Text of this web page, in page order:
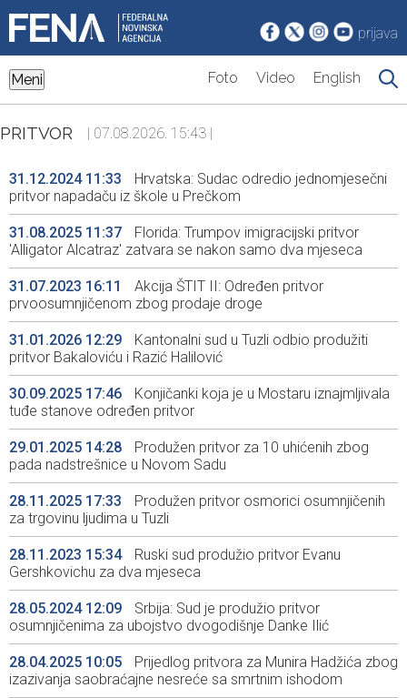
prijava
Meni Foto Video English
PRITVOR | 07.08.2026. 15:43 |
31.12.2024 11:33
Hrvatska: Sudac odredio jednomjesečni
pritvor napadaču iz škole u Prečkom
31.08.2025 11:37
Florida: Trumpov imigracijski pritvor
'Alligator Alcatraz' zatvara se nakon samo dva mjeseca
31.07.2023 16:11
Akcija ŠTIT II: Određen pritvor
prvoosumnjičenom zbog prodaje droge
31.01.2026 12:29
Kantonalni sud u Tuzli odbio produžiti
pritvor Bakaloviću i Razić Halilović
30.09.2025 17:46
Konjičanki koja je u Mostaru iznajmljivala
tuđe stanove određen pritvor
29.01.2025 14:28
Produžen pritvor za 10 uhićenih zbog
pada nadstrešnice u Novom Sadu
28.11.2025 17:33
Produžen pritvor osmorici osumnjičenih
za trgovinu ljudima u Tuzli
28.11.2023 15:34
Ruski sud produžio pritvor Evanu
Gershkovichu za dva mjeseca
28.05.2024 12:09
Srbija: Sud je produžio pritvor
osumnjičenima za ubojstvo dvogodišnje Danke Ilić
28.04.2025 10:05
Prijedlog pritvora za Munira Hadžića zbog
izazivanja saobraćajne nesreće sa smrtnim ishodom